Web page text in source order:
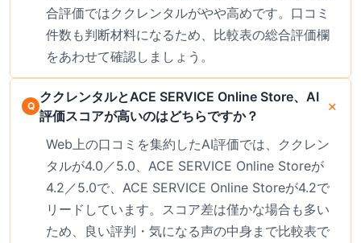
合評価ではククレンタルがやや高めです。口コミ
件数も判断材料になるため、比較表の総合評価欄
をあわせて確認しましょう。
ククレンタルとACE SERVICE Online Store、AI
評価スコアが高いのはどちらですか？
Web上の口コミを集約したAI評価では、ククレン
タルが4.0／5.0、ACE SERVICE Online Storeが
4.2／5.0で、ACE SERVICE Online Storeが4.2で
リードしています。スコア差は僅かな場合も多い
ため、良い評判・気になる声の中身まで比較表で